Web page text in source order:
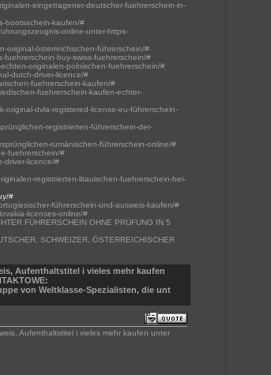
eingetragener-deutscher-fuehrerschein-in-
bootsschein-kaufen/#
online-unter-https-
original-österreichischen-führerschein/#
buy-swiss-fuehrerschein/#
originalen-polnischen-fuehrerschein/#
dutch-driver-licence/#
fuehrerschein-kaufen/#
fuehrerschein-kaufen-echter-
dvla-registered-license-eu-führerschein-
registrierten-führerschein-der-
rumänischen-führerschein-online/#
fuehrerschein/#
driver-licence/#
registrierten-litauischen-fuehrerschein-bei-
#
führerschein-und-ausweis-kaufen/#
licenses-online/#
FÜHRERSCHEIN OHNE PRÜFUNG IN 5
SCHWEIZER, ÖSTERREICHISCHER
Aufenthaltstitel i vieles mehr kaufen
von Weltklasse-Spezialisten, die unt
Aufenthaltstitel i vieles mehr kaufen unter